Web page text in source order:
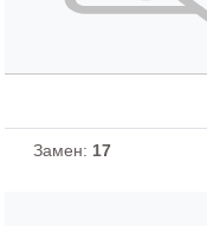
Замен: 17